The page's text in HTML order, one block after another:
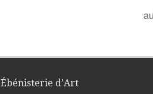
Ébénisterie d’Art